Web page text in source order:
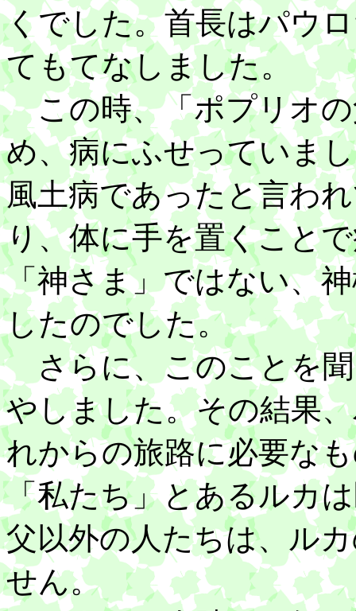
くでした。首長はパウ
てもてなしました。
この時、「ポプリオの
め、病にふせっていま
風土病であったと言わ
り、体に手を置くこと
「神さま」ではない、
したのでした。
さらに、このことを聞
やしました。その結果
れからの旅路に必要な
「私たち」とあるルカ
父以外の人たちは、ル
せん。